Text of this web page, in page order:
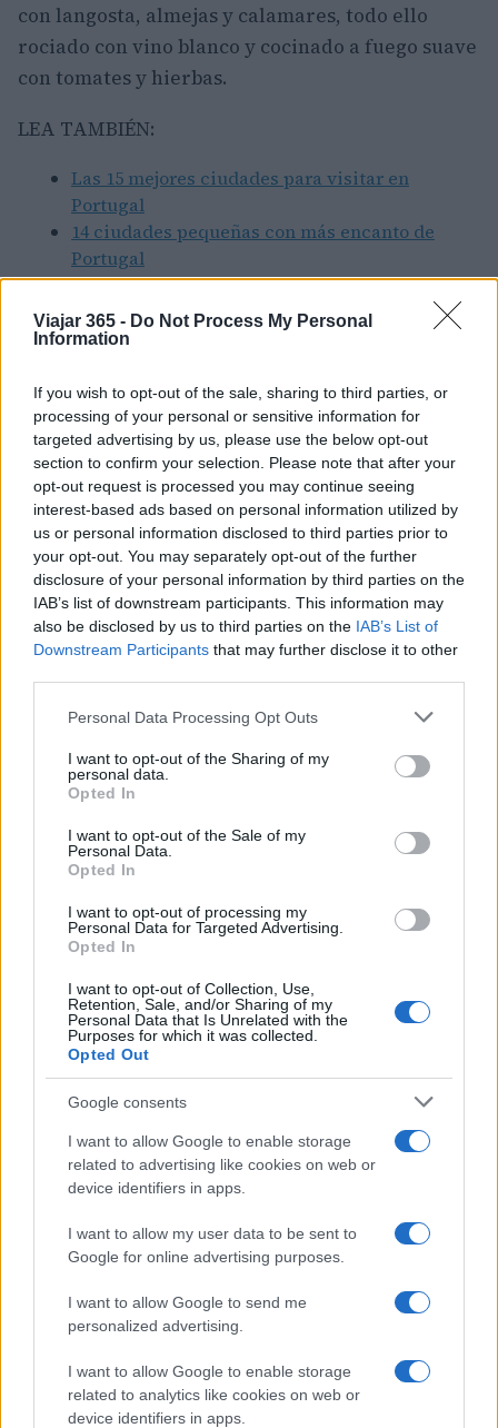
Viajar 365 - Do Not Process My Personal
Information
If you wish to opt-out of the sale, sharing to third parties, or
processing of your personal or sensitive information for
targeted advertising by us, please use the below opt-out
section to confirm your selection. Please note that after your
opt-out request is processed you may continue seeing
interest-based ads based on personal information utilized by
us or personal information disclosed to third parties prior to
your opt-out. You may separately opt-out of the further
disclosure of your personal information by third parties on the
IAB’s list of downstream participants. This information may
also be disclosed by us to third parties on the IAB’s List of
Downstream Participants that may further disclose it to other
Please note that this website/app uses one or more Google
not limited to your visit or usage behaviour. You may click to
grant or deny consent to Google and its third-party tags to
use your data for below specified purposes in below Google
consent section.
Personal Data Processing Opt Outs
I want to opt-out of the Sharing of my
personal data.
Opted In
I want to opt-out of the Sale of my
Personal Data.
Opted In
I want to opt-out of processing my
Personal Data for Targeted Advertising.
Opted In
I want to opt-out of Collection, Use,
Retention, Sale, and/or Sharing of my
Personal Data that Is Unrelated with the
Purposes for which it was collected.
Opted Out
Google consents
I want to allow Google to enable storage
related to advertising like cookies on web or
device identifiers in apps.
I want to allow my user data to be sent to
Google for online advertising purposes.
I want to allow Google to send me
personalized advertising.
I want to allow Google to enable storage
related to analytics like cookies on web or
device identifiers in apps.
con langosta, almejas y calamares, todo ello
rociado con vino blanco y cocinado a fuego suave
con tomates y hierbas.
LEA TAMBIÉN:
Las 15 mejores ciudades para visitar en
Portugal
14 ciudades pequeñas con más encanto de
Portugal
AUTOR
Sigue leyendo
EUROPA
Our Sticky Love: Dónde fue filmada la nueva serie
coreana de Netflix
Javier Ortega · 9 Ago 2026
EUROPA